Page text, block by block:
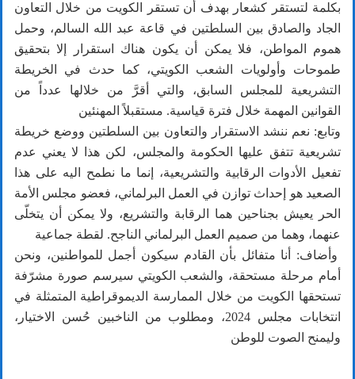
بكلمة لتستقر كشعار بهدف أن تستقر الكويت من خلال التعاون
الجاد والصادق بين السلطتين في قاعة عبد الله السالم، وحمل
هموم المواطن، فلا يمكن أن يكون هناك استقرار إلا بتحقيق
طموحات وأولويات الشعب الكويتي، كما حدث في الخريطة
التشريعية للمجلس السابق، والتي أقرَّ من خلالها عدداً من
القوانين المهمة خلال فترة قياسية. مستقبلاً المهنئين
وتابع: نعم ننشد الاستقرار والتعاون بين السلطتين ووضع خريطة
تشريعية تتفق عليها الحكومة والمجلس، لكن هذا لا يعني عدم
تفعيل الأدوات الرقابية والتشريعية، إنما ما نطمح اليه على هذا
الصعيد هو إحداث توازن في العمل البرلماني، فعضو مجلس الأمة
الحر يعيش بجناحين هما الرقابة والتشريع، ولا يمكن أن يتخلّى
عنهما، وهما من صميم العمل البرلماني الناجح. لقطة جماعية
وأضاف: أنا متفائل بأن القادم سيكون أجمل للمواطنين، ونحن
أمام مرحلة مستحقة، والشعب الكويتي سيرسم صورة مشرّفة
تستحقها الكويت من خلال الممارسة الديموقراطية المتمثلة في
انتخابات مجلس 2024، ومطلوب من الناخبين حُسن الاختيار،
وليمنح الصوت للوطن